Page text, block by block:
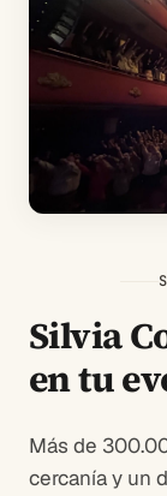
Silvia
en tu
Más de
cercanía y un